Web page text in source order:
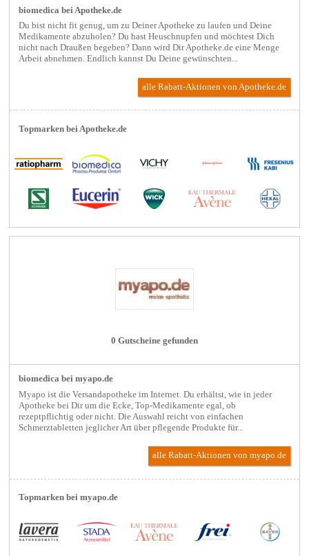
biomedica bei Apotheke.de
Du bist nicht fit genug, um zu Deiner Apotheke zu laufen und Deine
Medikamente abzuholen? Du hast Heuschnupfen und möchtest Dich
nicht nach Draußen begeben? Dann wird Dir Apotheke.de eine Menge
Arbeit abnehmen. Endlich kannst Du Deine gewünschten...
alle Rabatt-Aktionenvon Apotheke.de
Topmarken bei Apotheke.de
0 Gutscheine gefunden
biomedica bei myapo.de
Myapo ist die Versandapotheke im Internet. Du erhältst, wie in jeder
Apotheke bei Dir um die Ecke, Top-Medikamente egal, ob
rezeptpflichtig oder nicht. Die Auswahl reicht von einfachen
Schmerztabletten jeglicher Art über pflegende Produkte für...
alle Rabatt-Aktionenvon myapo.de
Topmarken bei myapo.de